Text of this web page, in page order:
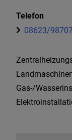
Gas-/
Telefon
08623/